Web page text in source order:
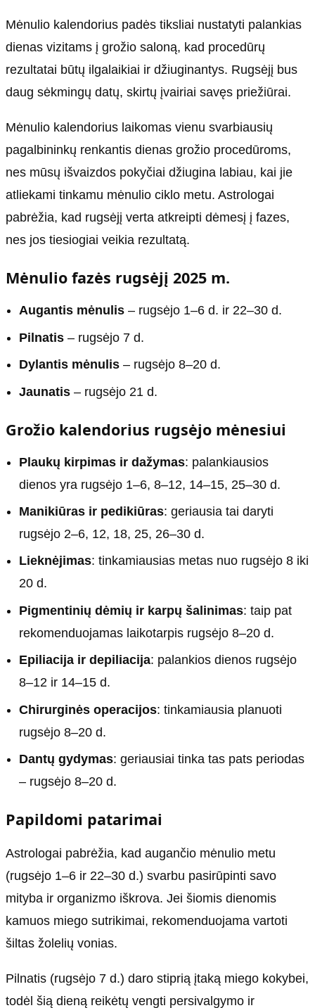
Dirbtinis intelektas
Mėnulio kalendorius padės tiksliai nustatyti palankias
dienas vizitams į grožio saloną, kad procedūrų
rezultatai būtų ilgalaikiai ir džiuginantys. Rugsėjį bus
daug sėkmingų datų, skirtų įvairiai savęs priežiūrai.
Mėnulio kalendorius laikomas vienu svarbiausių
pagalbininkų renkantis dienas grožio procedūroms,
nes mūsų išvaizdos pokyčiai džiugina labiau, kai jie
atliekami tinkamu mėnulio ciklo metu. Astrologai
pabrėžia, kad rugsėjį verta atkreipti dėmesį į fazes,
nes jos tiesiogiai veikia rezultatą.
Mėnulio fazės rugsėjį 2025 m.
Augantis mėnulis – rugsėjo 1–6 d. ir 22–30 d.
Pilnatis – rugsėjo 7 d.
Dylantis mėnulis – rugsėjo 8–20 d.
Jaunatis – rugsėjo 21 d.
Grožio kalendorius rugsėjo mėnesiui
Plaukų kirpimas ir dažymas: palankiausios
dienos yra rugsėjo 1–6, 8–12, 14–15, 25–30 d.
Manikiūras ir pedikiūras: geriausia tai daryti
rugsėjo 2–6, 12, 18, 25, 26–30 d.
Lieknėjimas: tinkamiausias metas nuo rugsėjo 8 iki
20 d.
Pigmentinių dėmių ir karpų šalinimas: taip pat
rekomenduojamas laikotarpis rugsėjo 8–20 d.
Epiliacija ir depiliacija: palankios dienos rugsėjo
8–12 ir 14–15 d.
Chirurginės operacijos: tinkamiausia planuoti
rugsėjo 8–20 d.
Dantų gydymas: geriausiai tinka tas pats periodas
– rugsėjo 8–20 d.
Papildomi patarimai
Astrologai pabrėžia, kad augančio mėnulio metu
(rugsėjo 1–6 ir 22–30 d.) svarbu pasirūpinti savo
mityba ir organizmo iškrova. Jei šiomis dienomis
kamuos miego sutrikimai, rekomenduojama vartoti
šiltas žolelių vonias.
Pilnatis (rugsėjo 7 d.) daro stiprią įtaką miego kokybei,
todėl šią dieną reikėtų vengti persivalgymo ir